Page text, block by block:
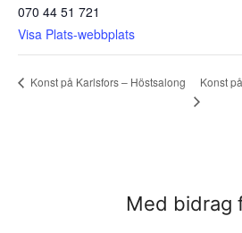
070 44 51 721
Visa Plats-webbplats
Konst på Karlsfors – Höstsalong Konst
Med bidrag